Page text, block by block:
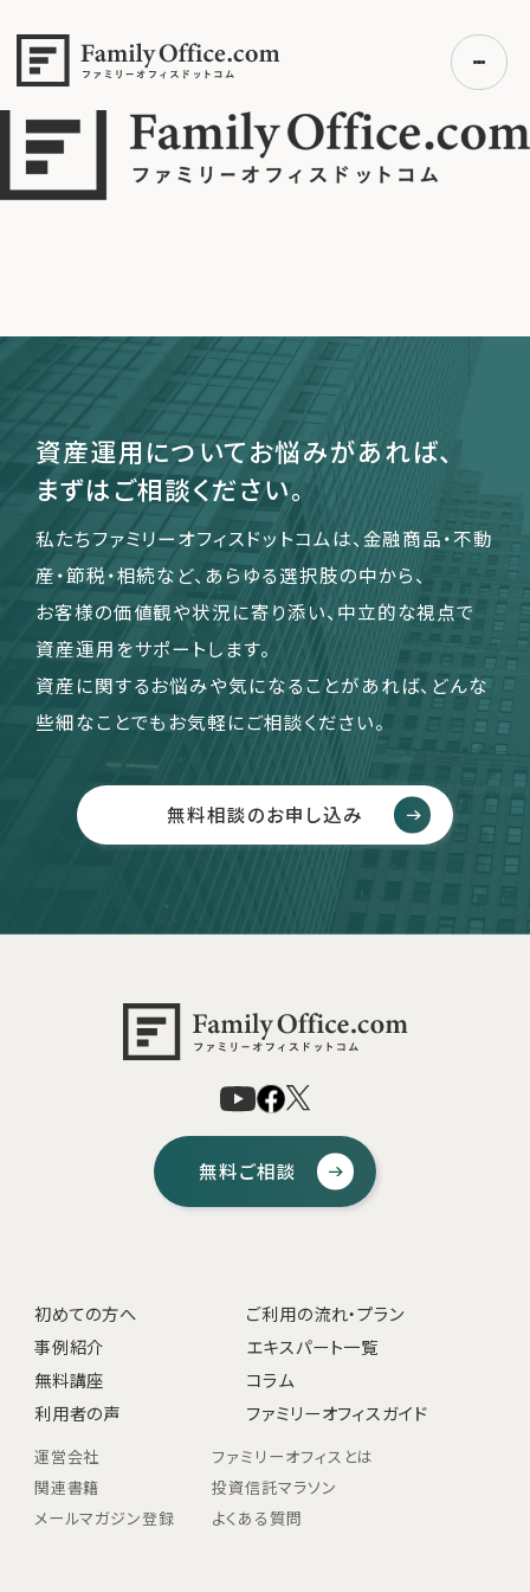
初めての方へ
無料講座
コラム
利用者の声
無料ご相談 ログイン
運営会社
ファミリーオフィスとは
関連書籍
メールマガジン登録
logofo
資産運用についてお悩みがあれば、
まずはご相談ください。
私たちファミリーオフィスドットコムは、金融商品・不動
産・節税・相続など、あらゆる選択肢の中から、
お客様の価値観や状況に寄り添い、中立的な視点で
資産運用をサポートします。
資産に関するお悩みや気になることがあれば、どんな
些細なことでもお気軽にご相談ください。
無料相談のお申し込み
無料ご相談
初めての方へ
ご利用の流れ・プラン
事例紹介
エキスパート一覧
無料講座
コラム
利用者の声
ファミリーオフィスガイド
運営会社
ファミリーオフィスとは
関連書籍
投資信託マラソン
メールマガジン登録
よくある質問